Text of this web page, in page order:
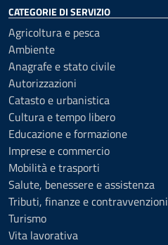
CATEGORIE DI SERVIZIO
Agricoltura e pesca
Ambiente
Anagrafe e stato civile
Autorizzazioni
Catasto e urbanistica
Cultura e tempo libero
Educazione e formazione
Imprese e commercio
Mobilità e trasporti
Salute, benessere e assistenza
Tributi, finanze e contravvenzioni
Turismo
Vita lavorativa